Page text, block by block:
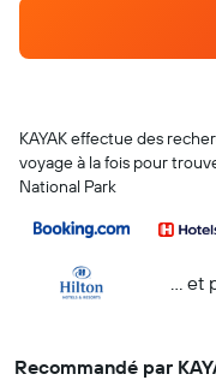
KAYAK effectue des
voyage à la fois pour
National Park
… et
Recommandé par